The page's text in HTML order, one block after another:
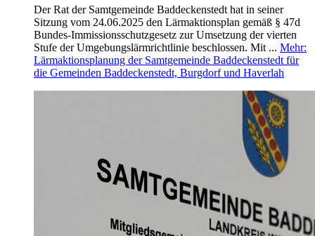
Der Rat der Samtgemeinde Baddeckenstedt hat in seiner
Sitzung vom 24.06.2025 den Lärmaktionsplan gemäß § 47d
Bundes-Immissionsschutzgesetz zur Umsetzung der vierten
Stufe der Umgebungslärmrichtlinie beschlossen. Mit ... Mehr:
Lärmaktionsplanung der Samtgemeinde Baddeckenstedt für
die Gemeinden Baddeckenstedt, Burgdorf und Haverlah